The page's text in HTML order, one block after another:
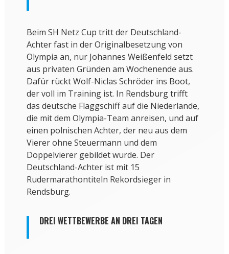
Beim SH Netz Cup tritt der Deutschland-
Achter fast in der Originalbesetzung von
Olympia an, nur Johannes Weißenfeld setzt
aus privaten Gründen am Wochenende aus.
Dafür rückt Wolf-Niclas Schröder ins Boot,
der voll im Training ist. In Rendsburg trifft
das deutsche Flaggschiff auf die Niederlande,
die mit dem Olympia-Team anreisen, und auf
einen polnischen Achter, der neu aus dem
Vierer ohne Steuermann und dem
Doppelvierer gebildet wurde. Der
Deutschland-Achter ist mit 15
Rudermarathontiteln Rekordsieger in
Rendsburg.
DREI WETTBEWERBE AN DREI TAGEN